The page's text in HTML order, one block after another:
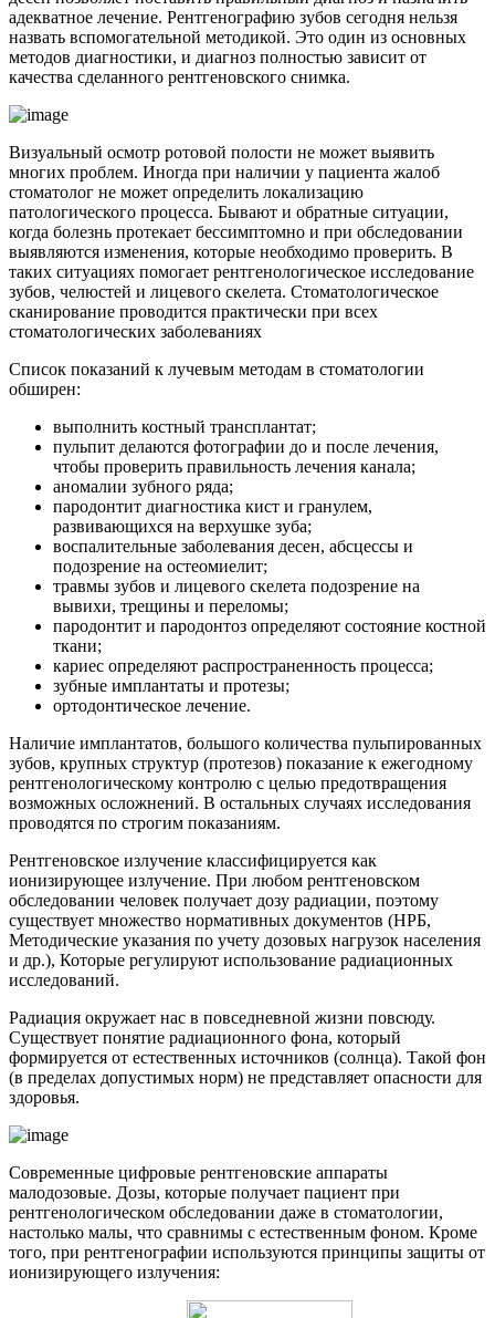
адекватное лечение. Рентгенографию зубов сегодня нельзя
назвать вспомогательной методикой. Это один из основных
методов диагностики, и диагноз полностью зависит от
качества сделанного рентгеновского снимка.
Визуальный осмотр ротовой полости не может выявить
многих проблем. Иногда при наличии у пациента жалоб
стоматолог не может определить локализацию
патологического процесса. Бывают и обратные ситуации,
когда болезнь протекает бессимптомно и при обследовании
выявляются изменения, которые необходимо проверить. В
таких ситуациях помогает рентгенологическое исследование
зубов, челюстей и лицевого скелета. Стоматологическое
сканирование проводится практически при всех
стоматологических заболеваниях
Список показаний к лучевым методам в стоматологии
обширен:
выполнить костный трансплантат;
пульпит делаются фотографии до и после лечения,
чтобы проверить правильность лечения канала;
аномалии зубного ряда;
пародонтит диагностика кист и гранулем,
развивающихся на верхушке зуба;
воспалительные заболевания десен, абсцессы и
подозрение на остеомиелит;
травмы зубов и лицевого скелета подозрение на
вывихи, трещины и переломы;
пародонтит и пародонтоз определяют состояние костной
ткани;
кариес определяют распространенность процесса;
зубные имплантаты и протезы;
ортодонтическое лечение.
Наличие имплантатов, большого количества пульпированных
зубов, крупных структур (протезов) показание к ежегодному
рентгенологическому контролю с целью предотвращения
возможных осложнений. В остальных случаях исследования
проводятся по строгим показаниям.
Рентгеновское излучение классифицируется как
ионизирующее излучение. При любом рентгеновском
обследовании человек получает дозу радиации, поэтому
существует множество нормативных документов (НРБ,
Методические указания по учету дозовых нагрузок населения
и др.), Которые регулируют использование радиационных
исследований.
Радиация окружает нас в повседневной жизни повсюду.
Существует понятие радиационного фона, который
формируется от естественных источников (солнца). Такой фон
(в пределах допустимых норм) не представляет опасности для
здоровья.
Современные цифровые рентгеновские аппараты
малодозовые. Дозы, которые получает пациент при
рентгенологическом обследовании даже в стоматологии,
настолько малы, что сравнимы с естественным фоном. Кроме
того, при рентгенографии используются принципы защиты от
ионизирующего излучения: